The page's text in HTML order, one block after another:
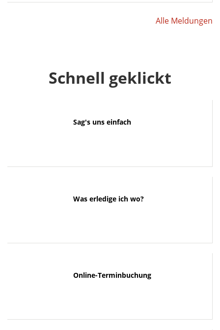
Alle Meldungen
Schnell geklickt
Sag's uns einfach
Was erledige ich wo?
Online-Terminbuchung